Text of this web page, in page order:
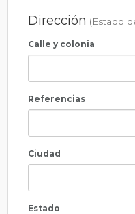
Dirección (Estado
Calle y colonia
Referencias
Ciudad
Estado